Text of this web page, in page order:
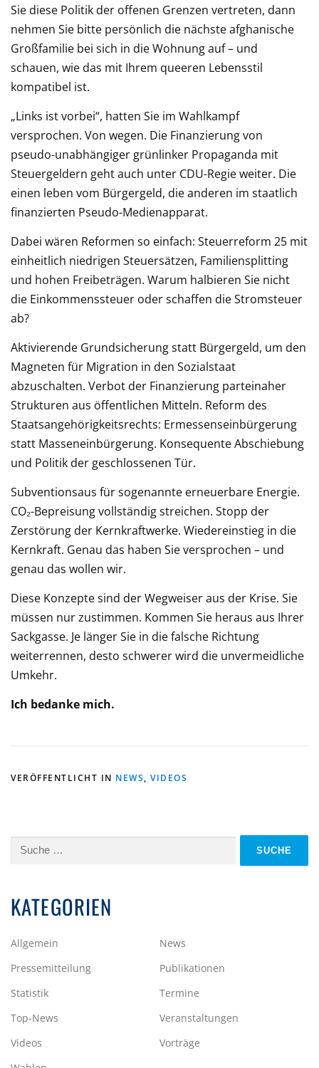
Sie diese Politik der offenen Grenzen vertreten, dann
nehmen Sie bitte persönlich die nächste afghanische
Großfamilie bei sich in die Wohnung auf – und
schauen, wie das mit Ihrem queeren Lebensstil
kompatibel ist.
„Links ist vorbei“, hatten Sie im Wahlkampf
versprochen. Von wegen. Die Finanzierung von
pseudo-unabhängiger grünlinker Propaganda mit
Steuergeldern geht auch unter CDU-Regie weiter. Die
einen leben vom Bürgergeld, die anderen im staatlich
finanzierten Pseudo-Medienapparat.
Dabei wären Reformen so einfach: Steuerreform 25 mit
einheitlich niedrigen Steuersätzen, Familiensplitting
und hohen Freibeträgen. Warum halbieren Sie nicht
die Einkommenssteuer oder schaffen die Stromsteuer
ab?
Aktivierende Grundsicherung statt Bürgergeld, um den
Magneten für Migration in den Sozialstaat
abzuschalten. Verbot der Finanzierung parteinaher
Strukturen aus öffentlichen Mitteln. Reform des
Staatsangehörigkeitsrechts: Ermessenseinbürgerung
statt Masseneinbürgerung. Konsequente Abschiebung
und Politik der geschlossenen Tür.
Subventionsaus für sogenannte erneuerbare Energie.
CO₂-Bepreisung vollständig streichen. Stopp der
Zerstörung der Kernkraftwerke. Wiedereinstieg in die
Kernkraft. Genau das haben Sie versprochen – und
genau das wollen wir.
Diese Konzepte sind der Wegweiser aus der Krise. Sie
müssen nur zustimmen. Kommen Sie heraus aus Ihrer
Sackgasse. Je länger Sie in die falsche Richtung
weiterrennen, desto schwerer wird die unvermeidliche
Umkehr.
Ich bedanke mich.
VERÖFFENTLICHT IN NEWS, VIDEOS
Suche
KATEGORIEN
Allgemein
News
Pressemitteilung
Publikationen
Statistik
Termine
Top-News
Veranstaltungen
Videos
Vorträge